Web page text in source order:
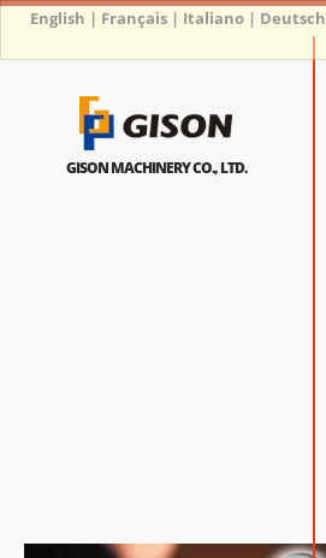
GISON MACHINERY CO., LTD.
English | Français | Italiano | Deutsch